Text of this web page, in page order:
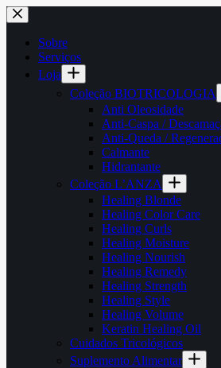
Pular
para
conteúdo
Sobre
Serviços
Loja
Coleção BIOTRICOLOGIA
Anti Oleosidade
Anti-Caspa /
Anti-Queda /
Calmante
Hidrantante
Coleção L’ANZA
Healing Blonde
Healing Color Care
Healing Curls
Healing Moisture
Healing Nourish
Healing Remedy
Healing Strength
Healing Style
Healing Volume
Keratin Healing Oil
Cuidados Tricológicos
Suplemento Alimentar